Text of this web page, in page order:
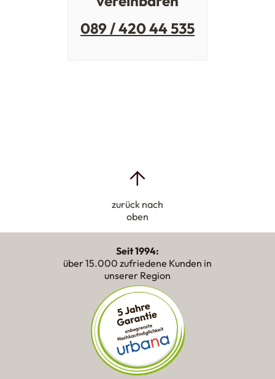
089 / 420 44 535
zurück nach
oben
Seit 1994:
über 15.000 zufriedene Kunden in
unserer Region